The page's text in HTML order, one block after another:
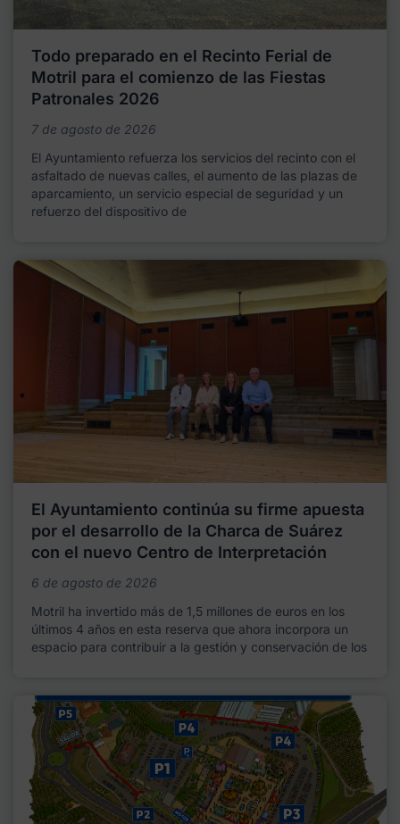
Todo preparado en el Recinto Ferial de
Motril para el comienzo de las Fiestas
Patronales 2026
7 de agosto de 2026
El Ayuntamiento refuerza los servicios del recinto con el
asfaltado de nuevas calles, el aumento de las plazas de
aparcamiento, un servicio especial de seguridad y un
refuerzo del dispositivo de
El Ayuntamiento continúa su firme apuesta
por el desarrollo de la Charca de Suárez
con el nuevo Centro de Interpretación
6 de agosto de 2026
Motril ha invertido más de 1,5 millones de euros en los
últimos 4 años en esta reserva que ahora incorpora un
espacio para contribuir a la gestión y conservación de los